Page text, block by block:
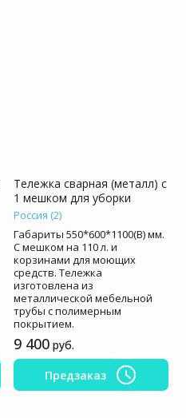
Тележка сварная (металл) с
1 мешком для уборки
Россия (2)
Габариты 550*600*1100(В) мм.
С мешком на 110 л. и
корзинами для моющих
средств. Тележка
изготовлена из
металлической мебельной
трубы с полимерным
покрытием.
9 400 руб.
Предзаказ